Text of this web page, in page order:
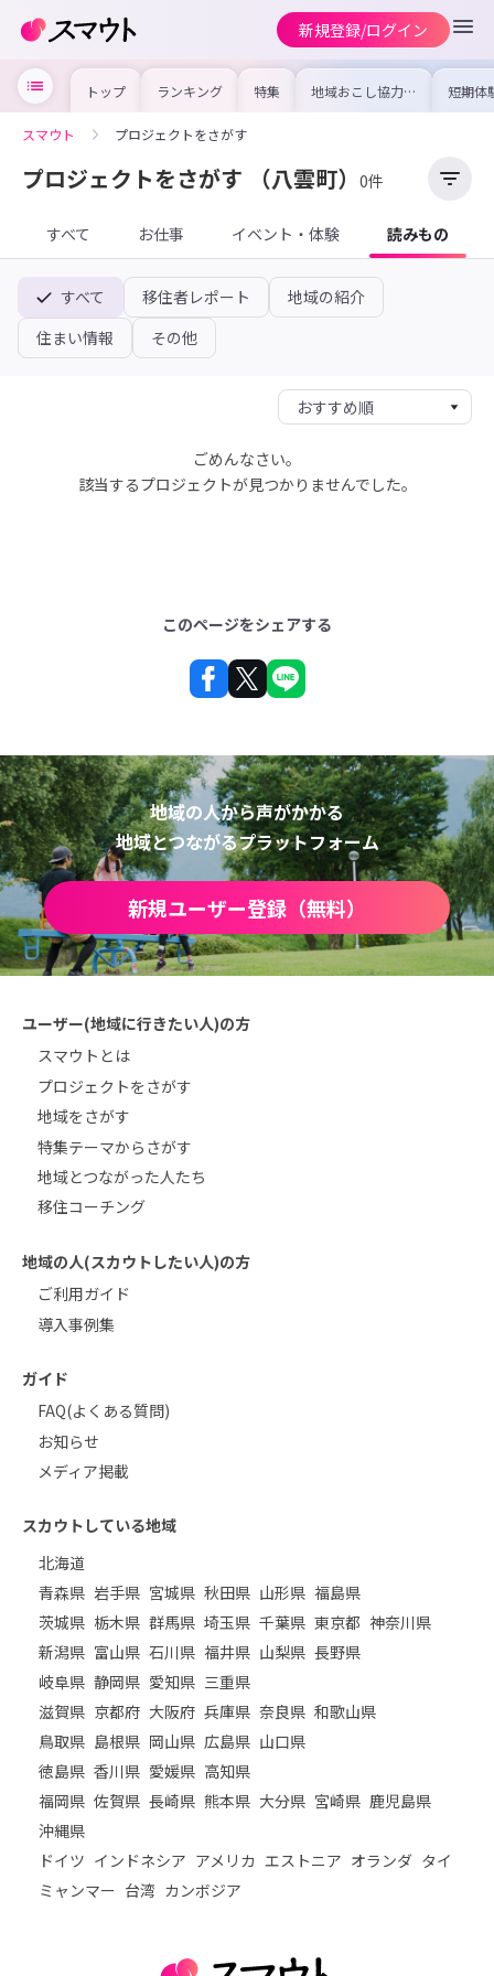
新規登録/ログイン
トップ ランキング 特集 地域おこし協力隊
の求人やイベント
を集めました！仕
けよう
短期体
り〜数
域を知
スマウト プロジェクトをさがす
プロジェクトをさがす （八雲町） 0件
すべて お仕事 イベント・体験 読みもの
すべて 移住者レポート
地域の紹介
住まい情報
その他
ごめんなさい。
該当するプロジェクトが見つかりませんでした。
このページをシェアする
地域の人から声がかかる
地域とつながるプラットフォーム
新規ユーザー登録（無料）
ユーザー(地域に行きたい人)の方
スマウトとは
プロジェクトをさがす
地域をさがす
特集テーマからさがす
地域とつながった人たち
移住コーチング
地域の人(スカウトしたい人)の方
ご利用ガイド
導入事例集
ガイド
FAQ(よくある質問)
お知らせ
メディア掲載
スカウトしている地域
北海道
青森県 岩手県 宮城県 秋田県 山形県 福島県
茨城県 栃木県 群馬県 埼玉県 千葉県 東京都 神奈川県
新潟県 富山県 石川県 福井県 山梨県 長野県
岐阜県 静岡県 愛知県 三重県
滋賀県 京都府 大阪府 兵庫県 奈良県 和歌山県
鳥取県 島根県 岡山県 広島県 山口県
徳島県 香川県 愛媛県 高知県
福岡県 佐賀県 長崎県 熊本県 大分県 宮崎県 鹿児島県
沖縄県
ドイツ インドネシア アメリカ エストニア オランダ タイ
ミャンマー 台湾 カンボジア